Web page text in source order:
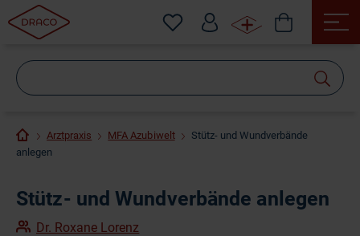
Arztpraxis MFA Azubiwelt
Stütz- und Wundverbände
anlegen
Stütz- und Wundverbände anlegen
Dr. Roxane Lorenz
suchen